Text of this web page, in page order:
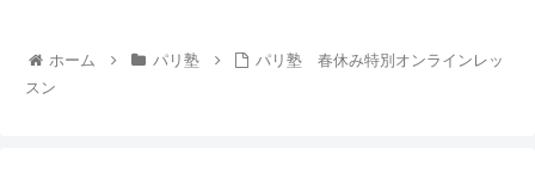
ホーム パリ塾
パリ塾 春休み特別オンラインレッ
スン